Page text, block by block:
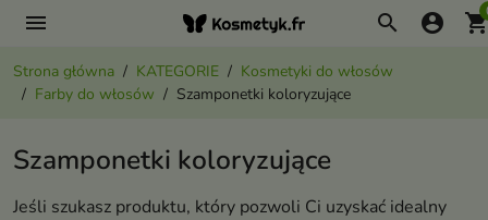
menu search account_circle
Strona główna KATEGORIE
Kosmetyki do włosów
Farby do włosów
Szamponetki koloryzujące
Szamponetki koloryzujące
Jeśli szukasz produktu, który pozwoli Ci uzyskać idealny